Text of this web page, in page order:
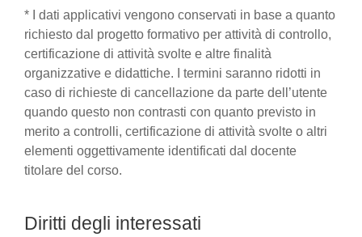
* I dati applicativi vengono conservati in base a quanto
richiesto dal progetto formativo per attività di controllo,
certificazione di attività svolte e altre finalità
organizzative e didattiche. I termini saranno ridotti in
caso di richieste di cancellazione da parte dell’utente
quando questo non contrasti con quanto previsto in
merito a controlli, certificazione di attività svolte o altri
elementi oggettivamente identificati dal docente
titolare del corso.
Diritti degli interessati